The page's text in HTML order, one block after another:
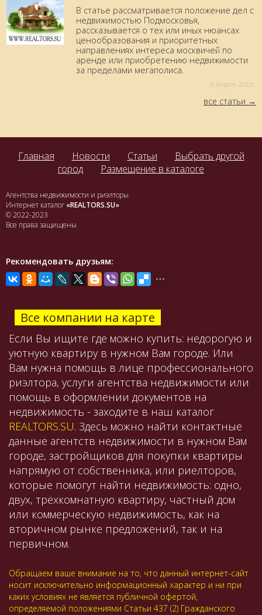
В статье рассматривается положение дел с
недвижимостью Подмосковья,
рассказывается о тех или иных нюансах
ценообразования и приоритетных
направлениях интереса москвичей по
аренде или приобретению недвижимости
за пределами мегаполиса.
6 aпреля 2023г.
все статьи
Главная Новости Статьи
Выбрать другой
город
Размещение в каталоге
Агентства недвижимости и риэлторы
Интернет каталог «REALTORS.SU»
© 2022-2023
Все права защищены
Рекомендовать друзьям:
Все компании на карте
Если Вы ищите где можно купить: недорогую и
уютную квартиру в нужном Вам городе. Или
Вам нужна помощь в лице профессионального
риэлтора, услуги агентства недвижимости или
помощь в оформлении документов на
недвижимость - заходите в наш каталог
REALTORS.SU. Здесь можно найти контактные
данные агентств недвижимости в нужном Вам
городе, застройщиков для покупки квартиры
напрямую от собственника, или риелторов,
которые помогут найти недвижимость: одно,
двух, трёхкомнатную квартиру, частный дом
или коммерческую недвижимость, как на
вторичном рынке предложений, так и на
первичном.
Обращаем ваше внимание на то, что данный интернет-сайт
носит исключительно информационный характер и ни при
каких условиях не является публичной офертой,
определяемой положениями Статьи 437 (2) Гражданского